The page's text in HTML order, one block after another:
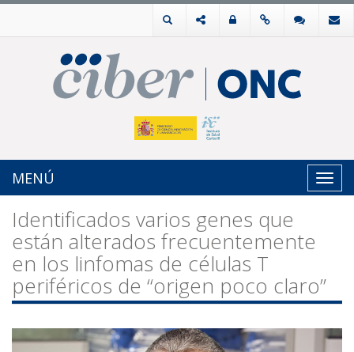
MENÚ
Identificados varios genes que
están alterados frecuentemente
en los linfomas de células T
periféricos de “origen poco claro”